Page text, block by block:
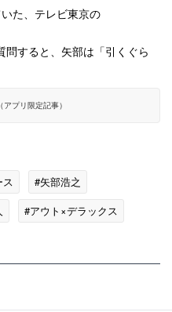
た、テレビ東京の
すると、矢部は「引くぐら
（アプリ限定記事）
ス
#矢部浩之
#アウト×デラックス